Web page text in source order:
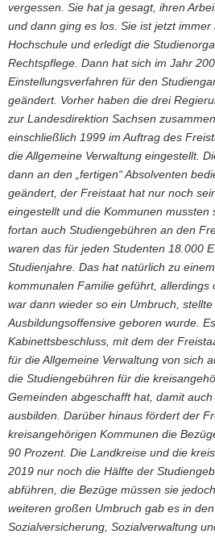
vergessen. Sie hat ja gesagt, ihren
und dann ging es los. Sie ist jetzt
Hochschule und erledigt die
Rechtspflege. Dann hat sich im Jahr
Einstellungsverfahren für den
geändert. Vorher haben die drei
zur Landesdirektion Sachsen
einschließlich 1999 im Auftrag des
die Allgemeine Verwaltung eingestellt.
dann an den „fertigen“ Absolventen
geändert, der Freistaat hat nur noch
eingestellt und die Kommunen mussten
fortan auch Studiengebühren an den
waren das für jeden Studenten 18.000
Studienjahre. Das hat natürlich zu
kommunalen Familie geführt, allerdings
war dann wieder so ein Umbruch,
Ausbildungsoffensive geboren wurde.
Kabinettsbeschluss, mit dem der
für die Allgemeine Verwaltung von sich
die Studiengebühren für die
Gemeinden abgeschafft hat, damit
ausbilden. Darüber hinaus fördert der
kreisangehörigen Kommunen die
90 Prozent. Die Landkreise und die
2019 nur noch die Hälfte der
abführen, die Bezüge müssen sie
weiteren großen Umbruch gab es in
Sozialversicherung, Sozialverwaltung